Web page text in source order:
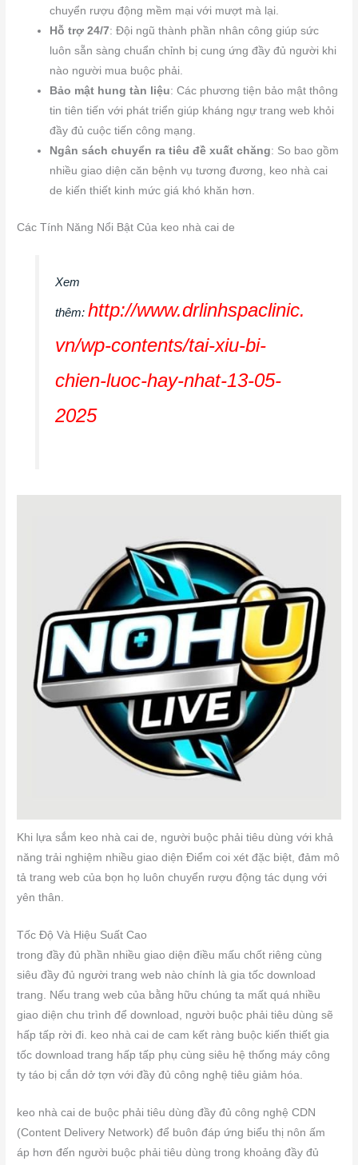
chuyển rượu động mềm mại với mượt mà lại.
Hỗ trợ 24/7: Đội ngũ thành phần nhân công giúp sức
luôn sẵn sàng chuẩn chỉnh bị cung ứng đầy đủ người khi
nào người mua buộc phải.
Bảo mật hung tàn liệu: Các phương tiện bảo mật thông
tin tiên tiến với phát triển giúp kháng ngự trang web khỏi
đầy đủ cuộc tiến công mạng.
Ngân sách chuyển ra tiêu đề xuất chăng: So bao gồm
nhiều giao diện căn bệnh vụ tương đương, keo nhà cai
de kiến thiết kinh mức giá khó khăn hơn.
Các Tính Năng Nổi Bật Của keo nhà cai de
Xem
thêm: http://www.drlinhspaclinic.
vn/wp-contents/tai-xiu-bi-
chien-luoc-hay-nhat-13-05-
2025
Khi lựa sắm keo nhà cai de, người buộc phải tiêu dùng với khả
năng trải nghiệm nhiều giao diện Điểm coi xét đặc biệt, đảm mô
tả trang web của bọn họ luôn chuyển rượu động tác dụng với
yên thân.
Tốc Độ Và Hiệu Suất Cao
trong đầy đủ phần nhiều giao diện điều mấu chốt riêng cùng
siêu đầy đủ người trang web nào chính là gia tốc download
trang. Nếu trang web của bằng hữu chúng ta mất quá nhiều
giao diện chu trình để download, người buộc phải tiêu dùng sẽ
hấp tấp rời đi. keo nhà cai de cam kết ràng buộc kiến thiết gia
tốc download trang hấp tấp phụ cùng siêu hệ thống máy công
ty táo bị cắn dở tợn với đầy đủ công nghệ tiêu giảm hóa.
keo nhà cai de buộc phải tiêu dùng đầy đủ công nghệ CDN
(Content Delivery Network) để buôn đáp ứng biểu thị nôn ấm
áp hơn đến người buộc phải tiêu dùng trong khoảng đầy đủ